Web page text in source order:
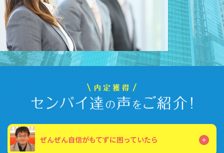
ぜんぜん自信がもてずに困っていたら